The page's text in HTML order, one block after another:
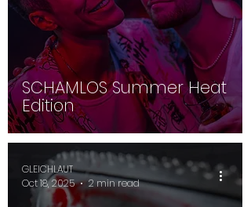
SCHAMLOS Summer Heat
Edition
GLEICHLAUT
Oct 18, 2025
2 min read